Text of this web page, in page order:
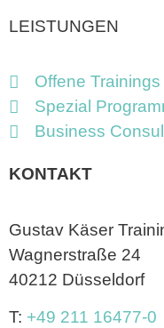
LEISTUNGEN
Offene Trainings
Spezial
Business
KONTAKT
Gustav Käser
Wagnerstraße 24
40212 Düsseldorf
T: +49 211 16477-0